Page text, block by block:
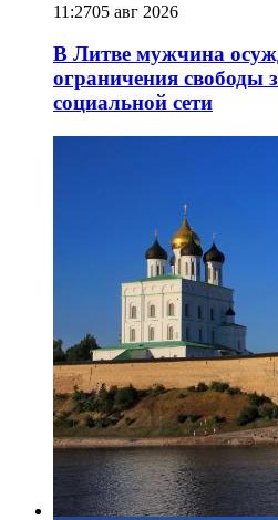
11:2705 авг 2026
В Литве мужчина
ограничения свободы
социальной сети